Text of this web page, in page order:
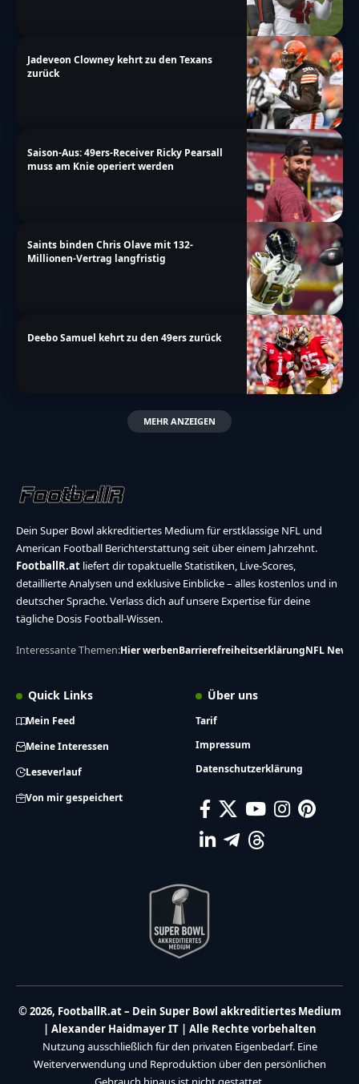
Jadeveon Clowney kehrt zu den Texans
zurück
Saison-Aus: 49ers-Receiver Ricky Pearsall
muss am Knie operiert werden
Saints binden Chris Olave mit 132-
Millionen-Vertrag langfristig
Deebo Samuel kehrt zu den 49ers zurück
MEHR ANZEIGEN
Dein Super Bowl akkreditiertes Medium für erstklassige NFL und
American Football Berichterstattung seit über einem Jahrzehnt.
FootballR.at liefert dir topaktuelle Statistiken, Live-Scores,
detaillierte Analysen und exklusive Einblicke – alles kostenlos und in
deutscher Sprache. Verlass dich auf unsere Expertise für deine
tägliche Dosis Football-Wissen.
Interessante Themen:Hier werbenBarrierefreiheitserklärungNFL News
Quick Links
Mein Feed
Meine Interessen
Leseverlauf
Von mir gespeichert
Über uns
Tarif
Impressum
Datenschutzerklärung
© 2026, FootballR.at – Dein Super Bowl akkreditiertes Medium
| Alexander Haidmayer IT | Alle Rechte vorbehalten
Nutzung ausschließlich für den privaten Eigenbedarf. Eine
Weiterverwendung und Reproduktion über den persönlichen